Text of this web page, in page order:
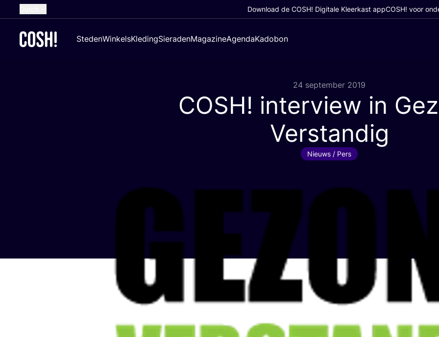
French
Download de COSH! Digitale Kleerkast appCOSH! voor
StedenWinkelsKledingSieradenMagazineAgendaKadobon
24 september 2019
COSH! interview in
Verstandig
Nieuws / Pers